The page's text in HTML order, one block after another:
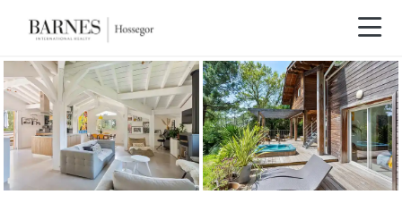
VENDU PAR BARNES